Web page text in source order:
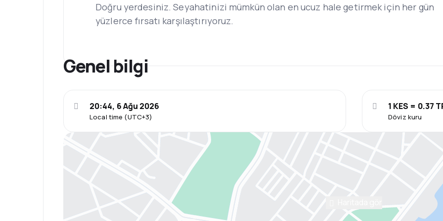
Doğru yerdesiniz. Seyahatinizi mümkün olan en ucuz hale getirmek için her gün
yüzlerce fırsatı karşılaştırıyoruz.
Genel bilgi
Local time (UTC+3)
20:44, 6 Ağu 2026
Döviz kuru
1 KES = 0.37